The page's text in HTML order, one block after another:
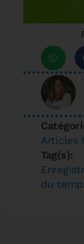
Articles
Tag(s):
du